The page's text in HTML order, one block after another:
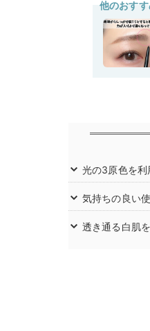
他のおす
光の3原色を
気持ちの良い
透き通る白肌